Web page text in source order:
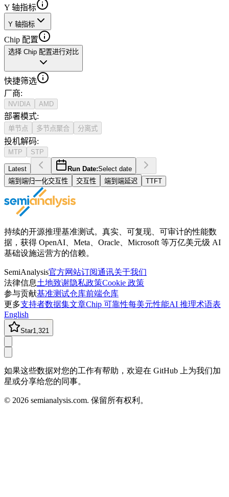
Y 轴指标
Y 轴指标
Chip 配置
选择 Chip 配置进行对比
快捷筛选
厂商:
NVIDIA AMD
部署模式:
单节点 多节点聚合 分离式
投机解码:
MTP STP
Latest Run Date:Select date
端到端归一化交互性
交互性 端到端延迟 TTFT
持续的开源推理基准测试。真实、可复现、可审计的性能数
据，获得 OpenAI、Meta、Oracle、Microsoft 等万亿美元级 AI
基础设施运营方的信赖。
SemiAnalysis官方网站订阅通讯关于我们
法律信息土地致谢隐私政策Cookie 政策
参与贡献基准测试仓库前端仓库
更多支持者数据集文章Chip 可靠性每美元性能AI 推理术语表
English
Star1,321
如果这些数据对您的工作有帮助，欢迎在 GitHub 上为我们加
星或分享给您的同事。
© 2026 semianalysis.com. 保留所有权利。